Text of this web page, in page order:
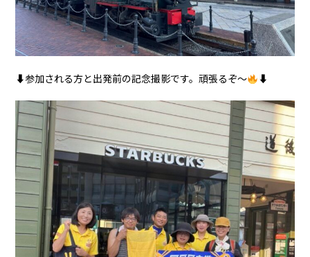
⬇︎参加される方と出発前の記念撮影です。頑張るぞ〜 ⬇︎